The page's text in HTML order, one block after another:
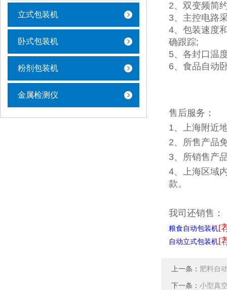
立式包装机
卧式包装机
粉剂包装机
金属检测仪
2、双变频简
3、主控电路
4、包装速度
确跟踪;
5、各封口温
6、食品自动
售后服务：
1、上海附近
2、所售产品
3、所销售产
4、上海区域
款。
我司还销售：
粮食自动包装机[
自动立式包装机[
上一条： 肥料自
下一条： 小型真